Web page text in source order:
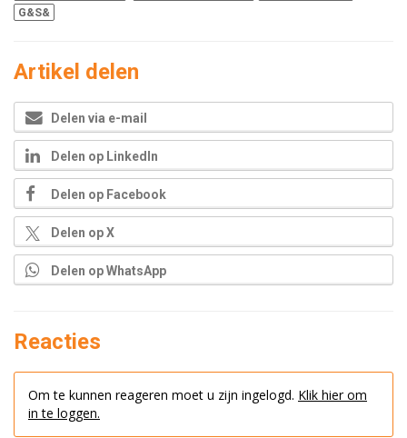
G&S&
Artikel delen
Delen via e-mail
Delen op LinkedIn
Delen op Facebook
Delen op X
Delen op WhatsApp
Reacties
Om te kunnen reageren moet u zijn ingelogd. Klik hier om
in te loggen.